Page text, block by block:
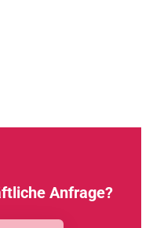
Anfrage?